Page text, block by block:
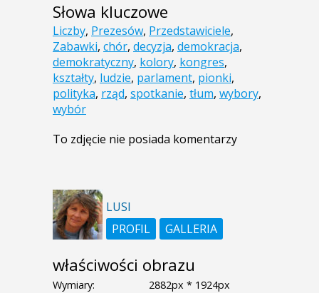
Słowa kluczowe
Liczby, Prezesów, Przedstawiciele,
Zabawki, chór, decyzja, demokracja,
demokratyczny, kolory, kongres,
kształty, ludzie, parlament, pionki,
polityka, rząd, spotkanie, tłum, wybory,
wybór
To zdjęcie nie posiada komentarzy
LUSI
PROFIL
GALLERIA
właściwości obrazu
Wymiary:
2882px * 1924px